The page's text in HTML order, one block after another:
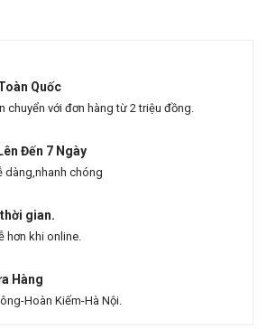
Quốc
chuyển với đơn hàng từ 2 triệu đồng.
Đến 7 Ngày
dàng,nhanh chóng
gian.
hơn khi online.
Hàng
Hoàn Kiếm-Hà Nội.